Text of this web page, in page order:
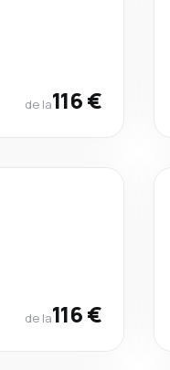
de la116 €
de la116 €